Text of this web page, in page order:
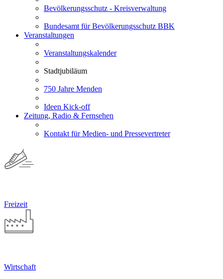
Bevölkerungsschutz - Kreisverwaltung
Bundesamt für Bevölkerungsschutz BBK
Veranstaltungen
Veranstaltungskalender
Stadtjubiläum
750 Jahre Menden
Ideen Kick-off
Zeitung, Radio & Fernsehen
Kontakt für Medien- und Pressevertreter
Freizeit
Wirtschaft